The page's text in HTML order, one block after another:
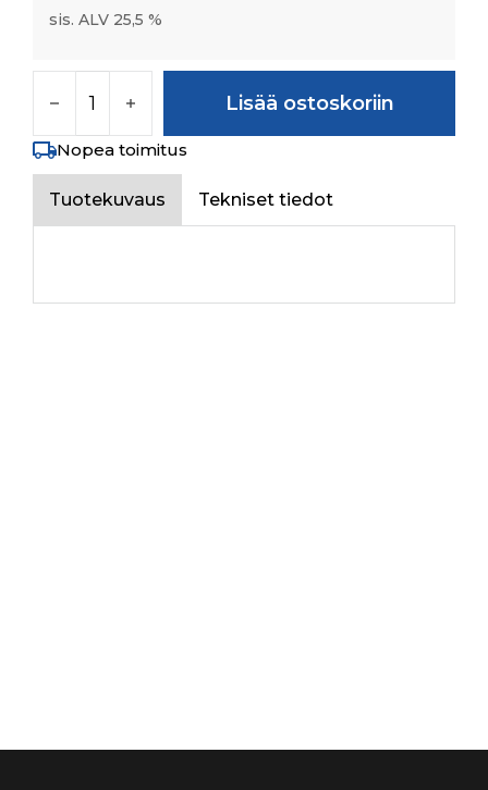
sis. ALV 25,5 %
Lisää ostoskoriin
Nopea toimitus
Tuotekuvaus Tekniset tiedot